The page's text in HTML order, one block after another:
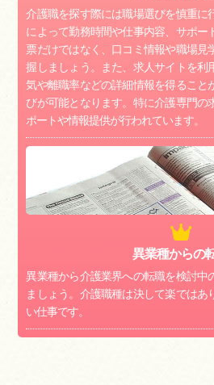
介護職を探す際には職場選びを慎重に
によって勤務時間や仕事内容、サポー
票だけではなく、口コミ情報や職場見
握しましょう。また、求人サイトを利
気や離職率などの詳細情報を得ること
びが可能となります。特に介護専門の
ポートや情報提供が行われています。
異業種からの
異業種から介護業界への転職を検討中
ましょう。介護職種は決して楽ではあ
い仕事です。